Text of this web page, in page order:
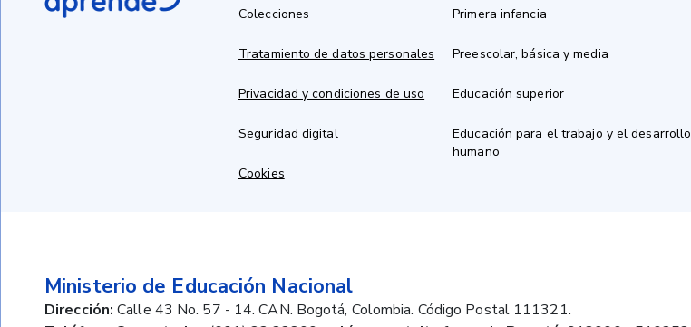
Colecciones
Tratamiento de datos personales
Privacidad y condiciones de uso
Seguridad digital
Cookies
Primera infancia
Preescolar, básica y media
Educación superior
Educación para el trabajo y el desarrollo
humano
Ministerio de Educación Nacional
Dirección: Calle 43 No. 57 - 14. CAN. Bogotá, Colombia. Código Postal 111321.